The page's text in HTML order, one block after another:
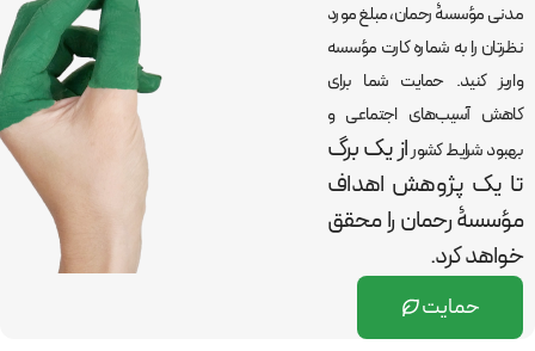
مدنی مؤسسۀ رحمان، مبلغ مورد
نظرتان را به شماره کارت مؤسسه
واریز کنید. حمایت شما برای
کاهش آسیب‌های اجتماعی و
بهبود شرایط کشوراز یک برگ
تا یک پژوهش اهداف
مؤسسۀ رحمان رامحقق
خواهد کرد.
حمایت